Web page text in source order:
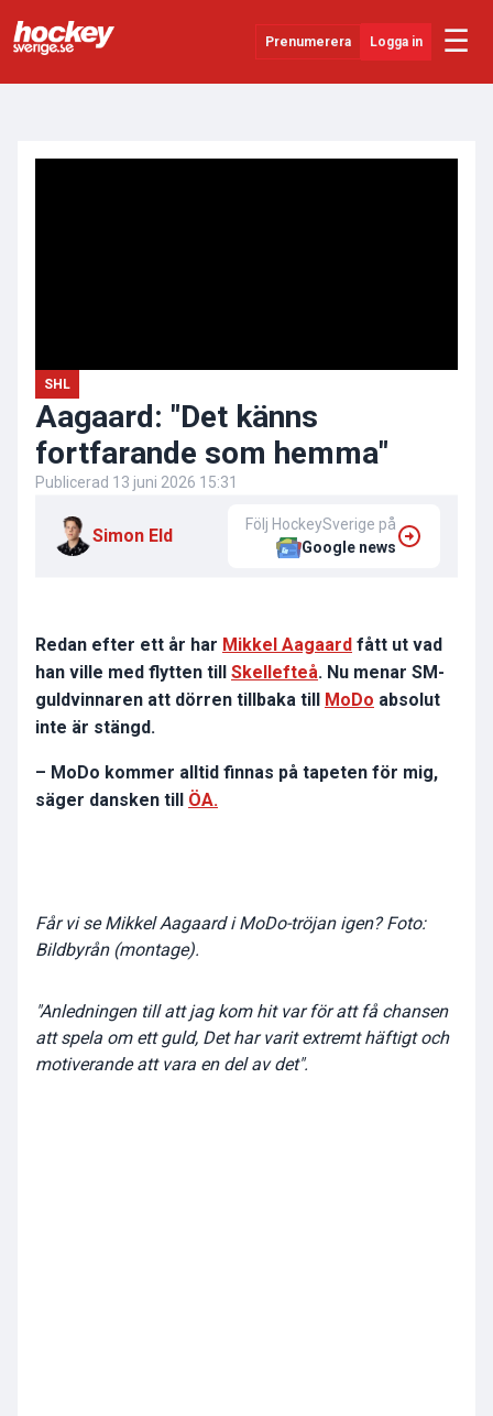
Prenumerera Logga in ☰
SHL
Aagaard: "Det känns
fortfarande som hemma"
Publicerad 13 juni 2026 15:31
Simon Eld
Följ HockeySverige på
Google news
Redan efter ett år har Mikkel Aagaard fått ut vad
han ville med flytten till Skellefteå. Nu menar SM-
guldvinnaren att dörren tillbaka till
MoDo absolut
inte är stängd.
– MoDo kommer alltid finnas på tapeten för mig,
säger dansken till ÖA.
Får vi se Mikkel Aagaard i MoDo-tröjan igen? Foto:
Bildbyrån (montage).
"Anledningen till att jag kom hit var för att få chansen
att spela om ett guld, Det har varit extremt häftigt och
motiverande att vara en del av det".